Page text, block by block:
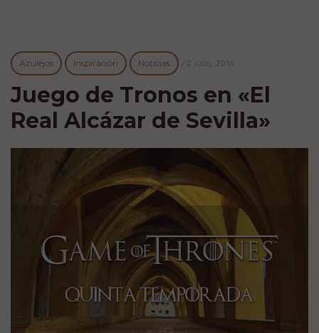
Azulejos Inspiración Noticias / 2 julio, 2014
Juego de Tronos en «El
Real Alcázar de Sevilla»